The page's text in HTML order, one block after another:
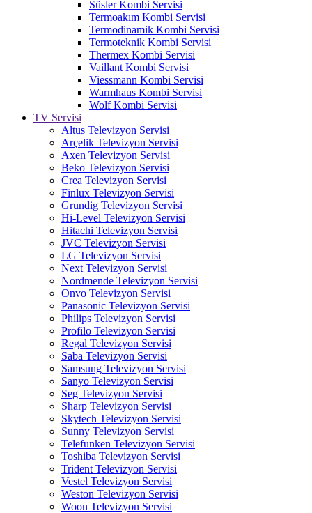
Süsler Kombi Servisi
Termoakım Kombi Servisi
Termodinamik Kombi Servisi
Termoteknik Kombi Servisi
Thermex Kombi Servisi
Vaillant Kombi Servisi
Viessmann Kombi Servisi
Warmhaus Kombi Servisi
Wolf Kombi Servisi
TV Servisi
Altus Televizyon Servisi
Arçelik Televizyon Servisi
Axen Televizyon Servisi
Beko Televizyon Servisi
Crea Televizyon Servisi
Finlux Televizyon Servisi
Grundig Televizyon Servisi
Hi-Level Televizyon Servisi
Hitachi Televizyon Servisi
JVC Televizyon Servisi
LG Televizyon Servisi
Next Televizyon Servisi
Nordmende Televizyon Servisi
Onvo Televizyon Servisi
Panasonic Televizyon Servisi
Philips Televizyon Servisi
Profilo Televizyon Servisi
Regal Televizyon Servisi
Saba Televizyon Servisi
Samsung Televizyon Servisi
Sanyo Televizyon Servisi
Seg Televizyon Servisi
Sharp Televizyon Servisi
Skytech Televizyon Servisi
Sunny Televizyon Servisi
Telefunken Televizyon Servisi
Toshiba Televizyon Servisi
Trident Televizyon Servisi
Vestel Televizyon Servisi
Weston Televizyon Servisi
Woon Televizyon Servisi